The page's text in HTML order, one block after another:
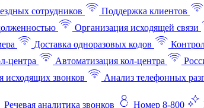
сотрудников Поддержка клиентов
Организация исходящей связи
Доставка одноразовых кодов
центра Автоматизация кол-центра
исходящих звонков Анализ телефонных
Речевая аналитика звонков Номер 8-800